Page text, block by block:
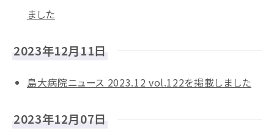
ました
2023年12月11日
島大病院ニュース 2023.12 vol.122を掲載しました
2023年12月07日